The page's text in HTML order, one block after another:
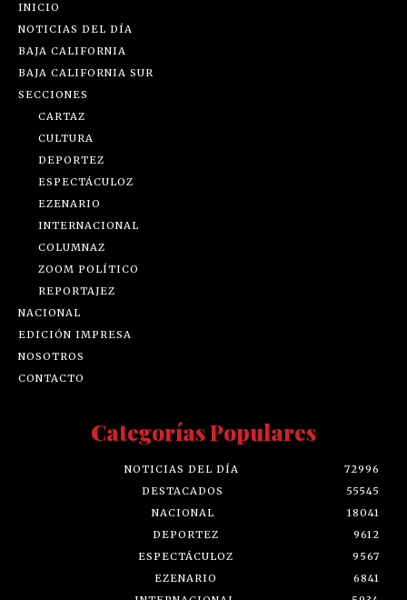
INICIO
NOTICIAS DEL DÍA
BAJA CALIFORNIA
BAJA CALIFORNIA SUR
SECCIONES
CARTAZ
CULTURA
DEPORTEZ
ESPECTÁCULOZ
EZENARIO
INTERNACIONAL
COLUMNAZ
ZOOM POLÍTICO
REPORTAJEZ
NACIONAL
EDICIÓN IMPRESA
NOSOTROS
CONTACTO
Categorías Populares
NOTICIAS DEL DÍA
72996
DESTACADOS
55545
NACIONAL
18041
DEPORTEZ
9612
ESPECTÁCULOZ
9567
EZENARIO
6841